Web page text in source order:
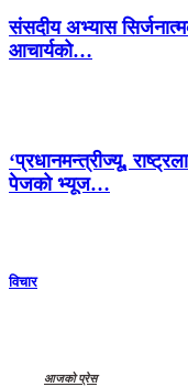
संसदीय अभ्यास
आचार्यको…
‘प्रधानमन्त्रीज्यू,
पेजको भ्यूज…
विचार
आजको प्रेस